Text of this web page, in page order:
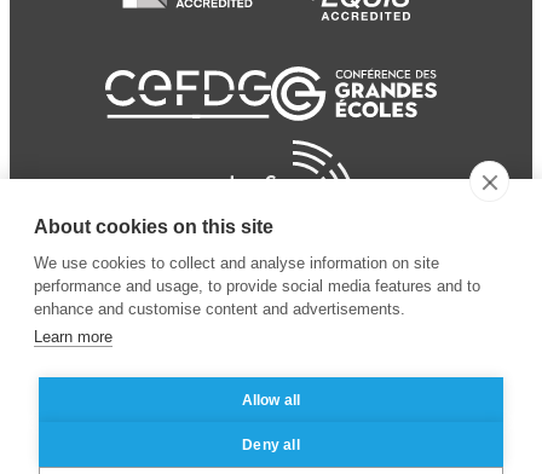
Business School
Mentions légales
des données personnelles
About cookies on this site
We use cookies to collect and analyse information on site
performance and usage, to provide social media features and to
enhance and customise content and advertisements.
Learn more
Allow all
Deny all